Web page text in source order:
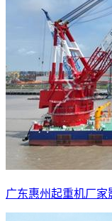
广东惠州起重机厂